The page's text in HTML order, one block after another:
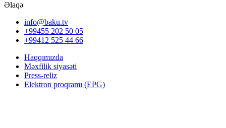
Əlaqə
info@baku.tv
+99455 202 50 05
+99412 525 44 66
Haqqımızda
Məxfilik siyasəti
Press-reliz
Elektron proqramı (EPG)